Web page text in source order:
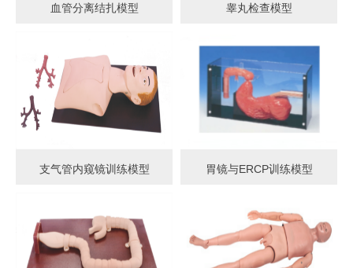
血管分离结扎模型 睾丸检查模型
支气管内窥镜训练模型 胃镜与ERCP训练模型